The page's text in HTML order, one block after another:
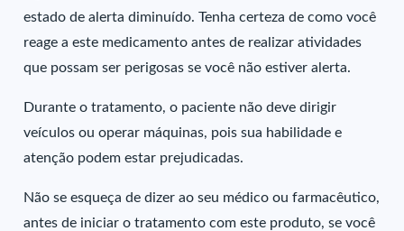
estado de alerta diminuído. Tenha certeza de como você
reage a este medicamento antes de realizar atividades
que possam ser perigosas se você não estiver alerta.
Durante o tratamento, o paciente não deve dirigir
veículos ou operar máquinas, pois sua habilidade e
atenção podem estar prejudicadas.
Não se esqueça de dizer ao seu médico ou farmacêutico,
antes de iniciar o tratamento com este produto, se você